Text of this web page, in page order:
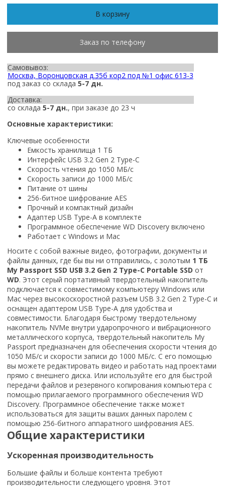
В корзину
Заказ по телефону
Самовывоз:
Москва, Воронцовская д.35б кор2 под №1 офис 613-3
под заказ со склада 5-7 дн.
Доставка:
со склада 5-7 дн., при заказе до 23 ч
Основные характеристики:
Ключевые особенности
Емкость хранилища 1 ТБ
Интерфейс USB 3.2 Gen 2 Type-C
Скорость чтения до 1050 МБ/с
Скорость записи до 1000 МБ/с
Питание от шины
256-битное шифрование AES
Прочный и компактный дизайн
Адаптер USB Type-A в комплекте
Программное обеспечение WD Discovery включено
Работает с Windows и Mac
Носите с собой важные видео, фотографии, документы и
файлы данных, где бы вы ни отправились, с золотым 1 ТБ
My Passport SSD USB 3.2 Gen 2 Type-C Portable SSD от
WD. Этот серый портативный твердотельный накопитель
подключается к совместимому компьютеру Windows или
Mac через высокоскоростной разъем USB 3.2 Gen 2 Type-C и
оснащен адаптером USB Type-A для удобства и
совместимости. Благодаря быстрому твердотельному
накопитель NVMe внутри ударопрочного и вибрационного
металлического корпуса, твердотельный накопитель My
Passport предназначен для обеспечения скорости чтения до
1050 МБ/с и скорости записи до 1000 МБ/с. С его помощью
вы можете редактировать видео и работать над проектами
прямо с внешнего диска. Или используйте его для быстрой
передачи файлов и резервного копирования компьютера с
помощью прилагаемого программного обеспечения WD
Discovery. Программное обеспечение также может
использоваться для защиты ваших данных паролем с
помощью 256-битного аппаратного шифрования AES.
Общие характеристики
Ускоренная производительность
Большие файлы и больше контента требуют
производительности следующего уровня. Этот